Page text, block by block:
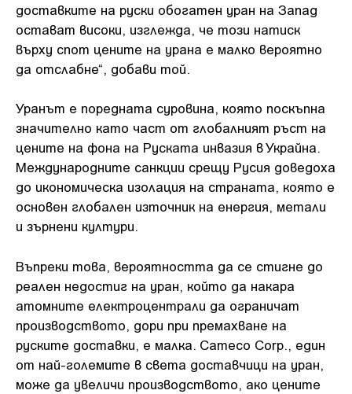
доставките на руски обогатен уран на Запад
остават високи, изглежда, че този натиск
върху спот цените на урана е малко вероятно
да отслабне“, добави той.
Уранът е поредната суровина, която поскъпна
значително като част от глобалният ръст на
цените на фона на Руската инвазия в Украйна.
Международните санкции срещу Русия доведоха
до икономическа изолация на страната, която е
основен глобален източник на енергия, метали
и зърнени култури.
Въпреки това, вероятността да се стигне до
реален недостиг на уран, който да накара
атомните електроцентрали да ограничат
производството, дори при премахване на
руските доставки, е малка. Cameco Corp., един
от най-големите в света доставчици на уран,
може да увеличи производството, ако цените